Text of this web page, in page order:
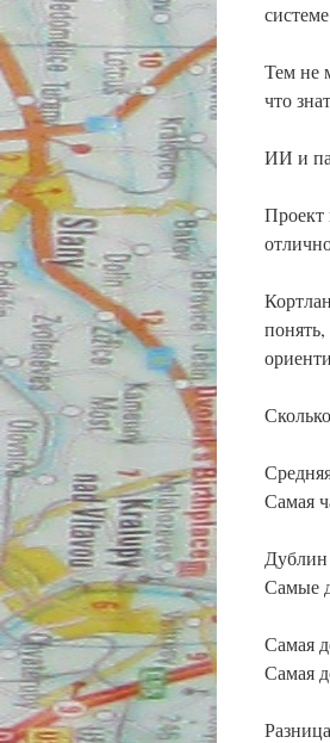
Тем не
что
ИИ и
Проект
Самая
Дублин
Самые
Самая
Самая